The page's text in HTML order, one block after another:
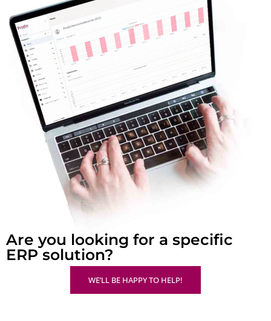
Are you looking for a specific
ERP solution?
WE’LL BE HAPPY TO HELP!